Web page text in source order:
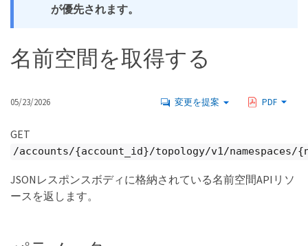
が優先されます。
名前空間を取得する
05/23/2026 変更を提案 PDF
GET
/accounts/{account_id}/topology/v1/namespaces/
JSONレスポンスボディに格納されている名前空間APIリソ
ースを返します。